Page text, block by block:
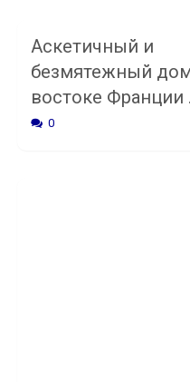
Аскетичный и
безмятежный
востоке Франции
0